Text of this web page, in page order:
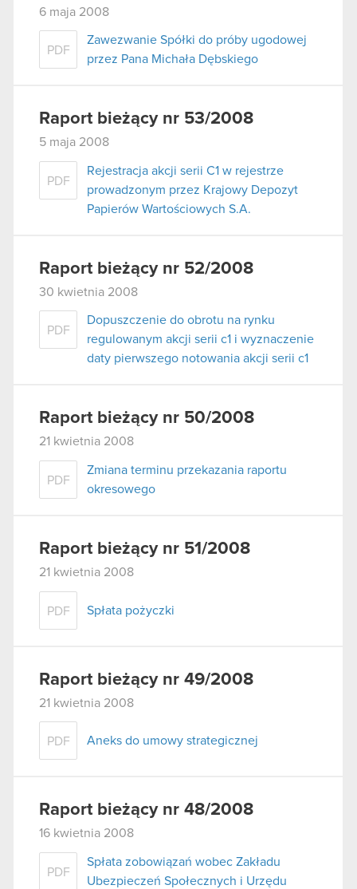
6 maja 2008
PDF
Zawezwanie Spółki do próby ugodowej
przez Pana Michała Dębskiego
Raport bieżący nr 53/2008
5 maja 2008
PDF
Rejestracja akcji serii C1 w rejestrze
prowadzonym przez Krajowy Depozyt
Papierów Wartościowych S.A.
Raport bieżący nr 52/2008
30 kwietnia 2008
PDF
Dopuszczenie do obrotu na rynku
regulowanym akcji serii c1 i wyznaczenie
daty pierwszego notowania akcji serii c1
Raport bieżący nr 50/2008
21 kwietnia 2008
PDF
Zmiana terminu przekazania raportu
okresowego
Raport bieżący nr 51/2008
21 kwietnia 2008
PDF Spłata pożyczki
Raport bieżący nr 49/2008
21 kwietnia 2008
PDF Aneks do umowy strategicznej
Raport bieżący nr 48/2008
16 kwietnia 2008
PDF
Spłata zobowiązań wobec Zakładu
Ubezpieczeń Społecznych i Urzędu